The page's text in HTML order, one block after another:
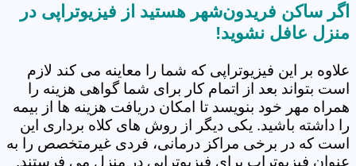
اگر ساکن فریدون‌شهر هستید از فیزیوتراپی در
منزل عافل نشوید!
علاوه بر این فیزیوتراپی که شما را معاینه می کند لازم
است بتواند بعد از اتمام کار برای شما گواهی هزینه را
همراه مهر خود بنویسد تا امکان دریافت هزینه ها از بیمه
را داشته باشید. یکی دیگر از روش های کلاه برداری این
است که در برخی مراکز درمانی، فردی غیرمتخصص را به
عنوان فیزیوتراپ برای فیزیوتراپی در منزل می فرستند.